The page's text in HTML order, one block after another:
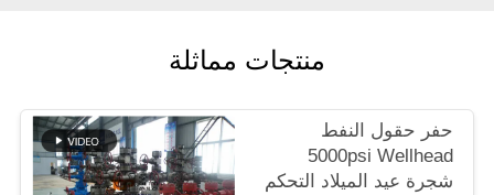
POLICY
منتجات مماثلة
حفر حقول النفط
5000psi Wellhead
شجرة عيد الميلاد التحكم